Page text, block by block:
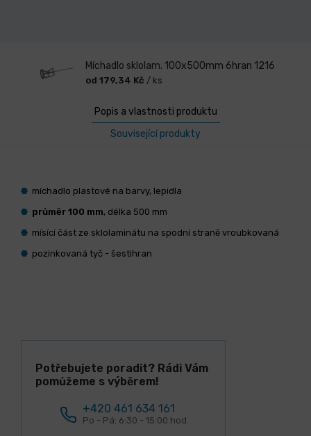
Míchadlo sklolam. 100x500mm 6hran 1216
od 179,34 Kč / ks
Popis a vlastnosti produktu
Související produkty
míchadlo plastové na barvy, lepidla
průměr 100 mm, délka 500 mm
mísící část ze sklolaminátu na spodní straně vroubkovaná
pozinkovaná tyč - šestihran
Potřebujete poradit? Rádi Vám
pomůžeme s výběrem!
+420 461 634 161
Po - Pá: 6:30 - 15:00 hod.